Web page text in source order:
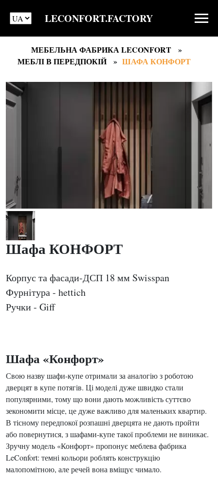
LECONFORT.FACTORY
МЕБЕЛЬНА ФАБРИКА LECONFORT
МЕБЛІ В ПЕРЕДПОКІЙ
ШАФА КОНФОРТ
Шафа КОНФОРТ
Корпус та фасади-ДСП 18 мм Swisspan
Фурнітура - hettich
Ручки - Giff
Шафа «Конфорт»
Свою назву шафи-купе отримали за аналогію з роботою
дверцят в купе потягів. Ці моделі дуже швидко стали
популярними, тому що вони дають можливість суттєво
зекономити місце, це дуже важливо для маленьких квартир.
В тісному передпокої розпашні дверцята не дають пройти
або повернутися, з шафами-купе такої проблеми не виникає.
Зручну модель «Конфорт» пропонує меблева фабрика
LeConfort: темні кольори роблять конструкцію
малопомітною, але речей вона вміщує чимало.